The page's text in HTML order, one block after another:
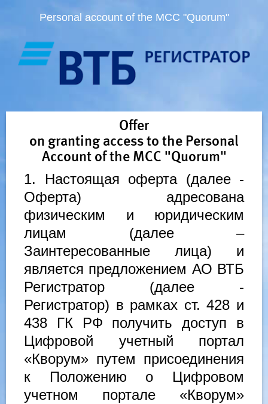
Personal account of the MCC "Quorum"
Offer
on granting access to the Personal
Account of the MCC "Quorum"
1. Настоящая оферта (далее -
Оферта) адресована
физическим и юридическим
лицам (далее –
Заинтересованные лица) и
является предложением АО ВТБ
Регистратор (далее -
Регистратор) в рамках ст. 428 и
438 ГК РФ получить доступ в
Цифровой учетный портал
«Кворум» путем присоединения
к Положению о Цифровом
учетном портале «Кворум»